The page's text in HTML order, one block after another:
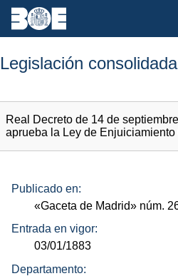
Legislación consolidada
Real Decreto de 14 de
aprueba la Ley de Enjuiciamiento
Publicado en:
«Gaceta de Madrid» núm.
Entrada en vigor:
03/01/1883
Departamento: